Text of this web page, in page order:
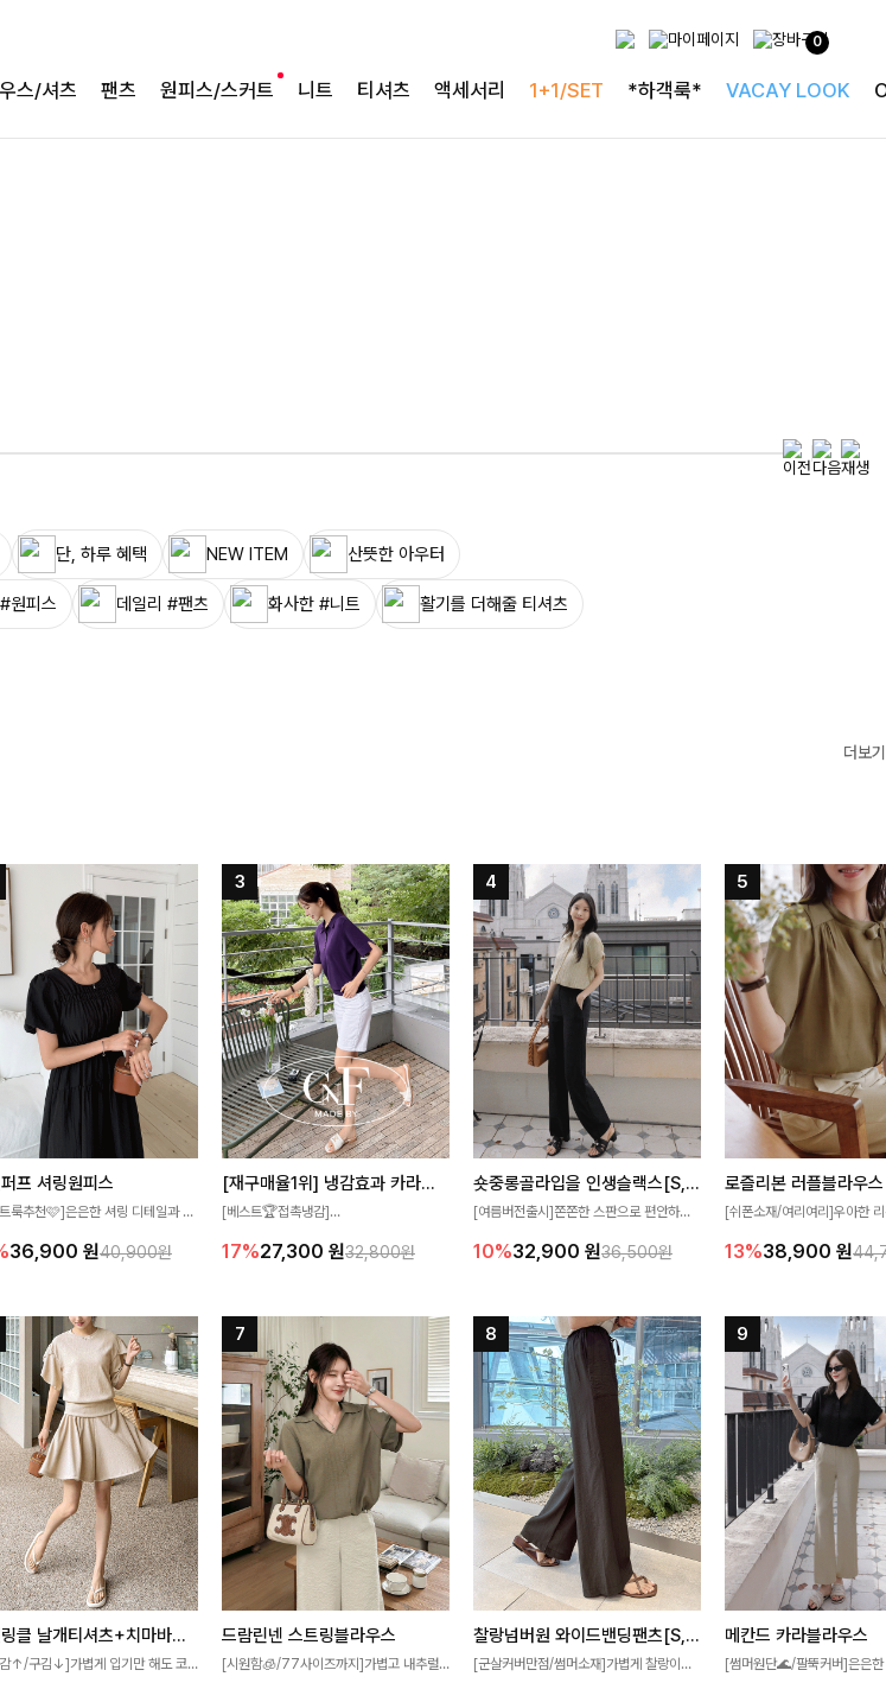
0
스/셔츠 팬츠 원피스/스커트 니트 티셔츠 액세서리 1+1/SET *하객룩* VACAY LOOK
특별한 날을 빛내는
하객룩의 정석
단, 하루 혜택 NEW ITEM 산뜻한 아우터
원피스 데일리 #팬츠 화사한 #니트 활기를 더해줄 티셔츠
더보기
프 셔링원피스
룩추천🩷]은은한 셔링 디테일과 퍼
는 원피스🤍 허리 스모크 밴딩이 슬
좋아요
36,900 원40,900원
[재구매율1위] 냉감효과 카라니트
[베스트🏆접촉냉감]
고 가벼운 소재감으로 여름에도 시원하게
17%27,300 원32,800원
숏중롱골라입을 인생슬랙스[S,M,L,XL사이즈]
[여름버전출시]쫀쫀한 스판으로 편안하게
숏·기본·롱 기장과 와이드·부츠컷 핏까지 취
10%32,900 원36,500원
로즐리본 러플블라우스
[쉬폰소재/여리여리]우아한
분위기를 더해주는 블라우스
좋아요
13%38,900 원
헨틴링클 날개티셔츠+치마바지SET
↑/구김↓]가볍게 입기만 해도 코
드람린넨 스트링블라우스
[시원함🧊/77사이즈까지]가볍고 내추럴
찰랑넘버원 와이드밴딩팬츠[S,M,L사이즈]
[군살커버만점/썸머소재]가볍게 찰랑이는
메칸드 카라블라우스
[썸머원단🌊/팔뚝커버]은은